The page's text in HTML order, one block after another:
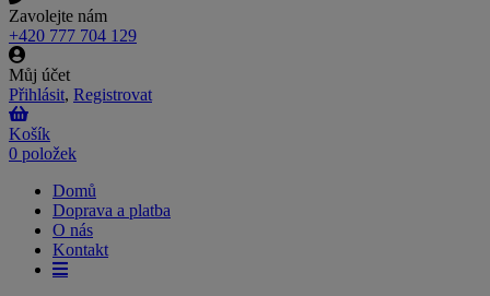
Zavolejte nám
+420 777 704 129
Můj účet
Přihlásit, Registrovat
Košík
0 položek
Domů
Doprava a platba
O nás
Kontakt